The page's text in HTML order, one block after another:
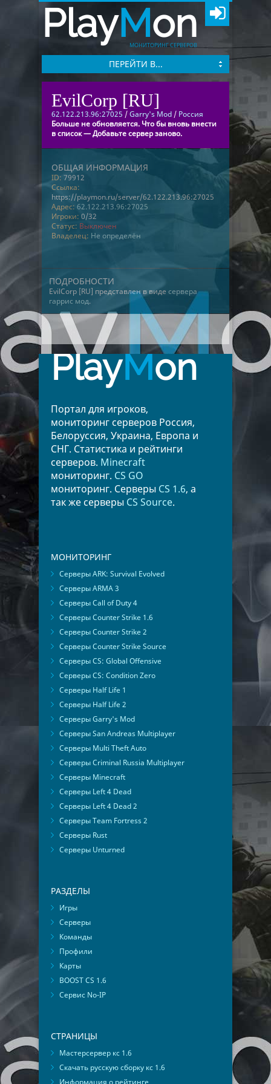
PlayMon
МОНИТОРИНГ СЕРВЕРОВ
ПЕРЕЙТИ В...
EvilCorp [RU]
62.122.213.96:27025 /Garry's Mod / Россия
Больше не обновляется. Что бы вновь внести
в список — Добавьте сервер заново.
ОБЩАЯ ИНФОРМАЦИЯ
ID: 79912
Ссылка:
https://playmon.ru/server/62.122.213.96:27025
Адрес: 62.122.213.96:27025
Игроки: 0/32
Статус: Выключен
Владелец: Не определён
ПОДРОБНОСТИ
EvilCorp [RU] представлен в виде сервера
гаррис мод.
PlayMon
Портал для игроков,
мониторинг серверов Россия,
Белоруссия, Украина, Европа и
СНГ. Статистика и рейтинги
серверов. Minecraft
мониторинг. CS GO
мониторинг. Серверы CS 1.6, а
так же серверы CS Source.
МОНИТОРИНГ
Серверы ARK: Survival Evolved
Серверы ARMA 3
Серверы Call of Duty 4
Серверы Counter Strike 1.6
Серверы Counter Strike 2
Серверы Counter Strike Source
Серверы CS: Global Offensive
Серверы CS: Condition Zero
Серверы Half Life 1
Серверы Half Life 2
Серверы Garry's Mod
Серверы San Andreas Multiplayer
Серверы Multi Theft Auto
Серверы Criminal Russia Multiplayer
Серверы Minecraft
Серверы Left 4 Dead
Серверы Left 4 Dead 2
Серверы Team Fortress 2
Серверы Rust
Серверы Unturned
РАЗДЕЛЫ
Игры
Серверы
Команды
Профили
Карты
BOOST CS 1.6
Сервис No-IP
СТРАНИЦЫ
Мастерсервер кс 1.6
Скачать русскую сборку кс 1.6
Информация о рейтинге